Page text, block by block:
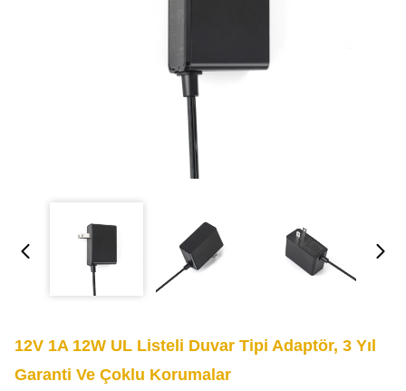
12V 1A 12W UL Listeli Duvar Tipi Adaptör, 3 Yıl
Garanti Ve Çoklu Korumalar